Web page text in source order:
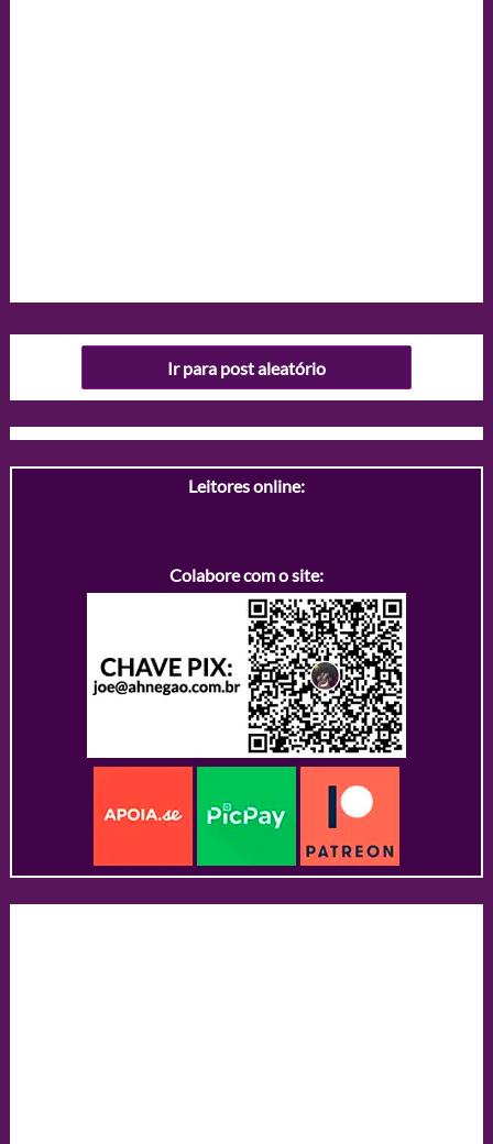
Ir para post aleatório
Leitores online:
Colabore com o site: